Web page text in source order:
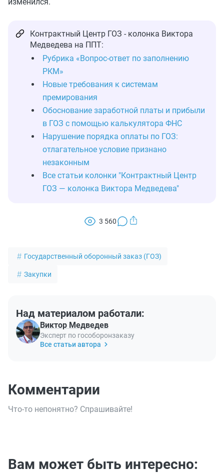
Контрактный Центр ГОЗ - колонка Виктора
Медведева на ППТ:
Рубрика «Вопрос-ответ по заполнению
РКМ»
Новые требования к системам
премирования
Обоснование заработной платы и прибыли
в ГОЗ с помощью калькулятора ФНС
Нарушение порядка оплаты по ГОЗ:
отлагательное условие признано
незаконным
Все статьи колонки "Контрактный Центр
ГОЗ — колонка Виктора Медведева"
3 560
Государственный оборонный заказ (ГОЗ)
Закупки
Над материалом работали:
Виктор Медведев
Эксперт по гособоронзаказу
Все статьи автора
Комментарии
Что-то непонятно? Спрашивайте!
Вам может быть интересно: